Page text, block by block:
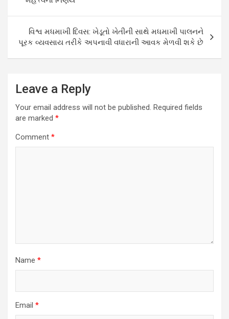
વિશ્વ મધમાખી દિવસ: ખેડૂતો ખેતીની સાથે મધમાખી પાલનને
પૂરક વ્યવસાય તરીકે અપનાવી વધારાની આવક મેળવી શકે છે
Leave a Reply
Your email address will not be published. Required fields
are marked *
Comment *
Name *
Email *